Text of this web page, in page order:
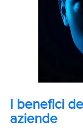
I benefici
aziende